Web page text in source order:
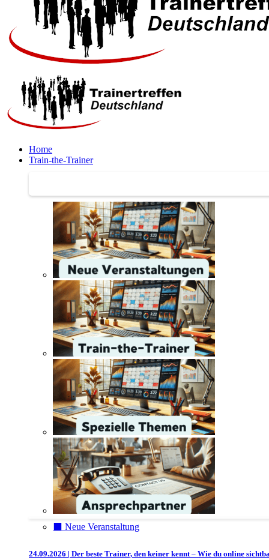
Home
Train-the-Trainer
⬛️ Neue Veranstaltung
24.09.2026 | Der beste Trainer, den keiner kennt – Wie du online